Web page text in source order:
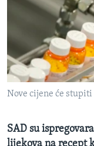
MAGAZIN
O GLASU AMERIKE
Learning English
PRATITE NAS
Nove cijene će stupiti
SAD su